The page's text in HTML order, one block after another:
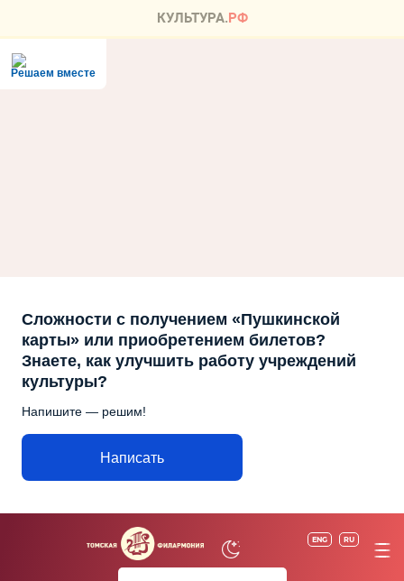
Решаем вместе
Сложности с получением «Пушкинской
карты» или приобретением билетов?
Знаете, как улучшить работу учреждений
культуры?
Напишите — решим!
Написать
ENG RU